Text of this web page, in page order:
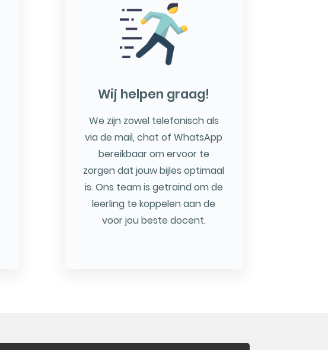
Wij helpen graag!
We zijn zowel telefonisch als
via de mail, chat of WhatsApp
bereikbaar om ervoor te
zorgen dat jouw bijles optimaal
is. Ons team is getraind om de
leerling te koppelen aan de
voor jou beste docent.